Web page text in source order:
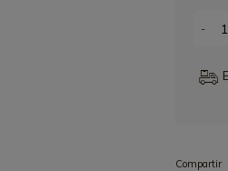
-
Compartir